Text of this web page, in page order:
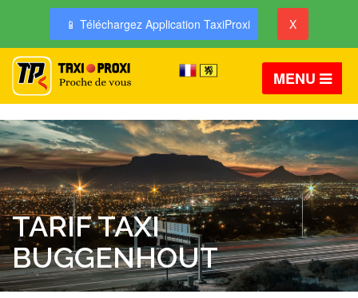
📱 Téléchargez Application TaxiProxi X
MENU
TARIF TAXI
BUGGENHOUT